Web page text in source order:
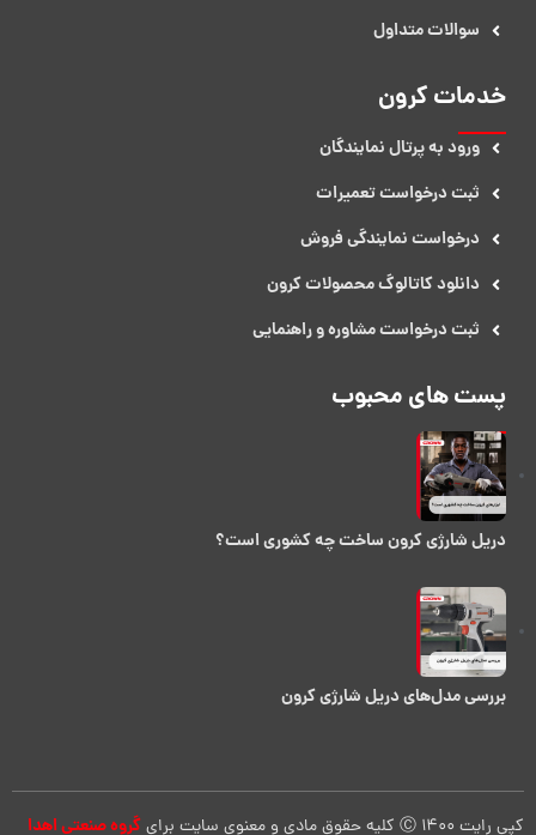
سوالات متداول
خدمات کرون
ورود به پرتال نمایندگان
ثبت درخواست تعمیرات
درخواست نمایندگی فروش​
دانلود کاتالوگ محصولات کرون
ثبت درخواست مشاوره و راهنمایی
پست های محبوب
دریل شارژی کرون ساخت چه کشوری است؟
بررسی مدل‌های دریل شارژی کرون
کپی رایت 1400 Ⓒ کلیه حقوق مادی و معنوی سایت برای گروه صنعتی اهدا